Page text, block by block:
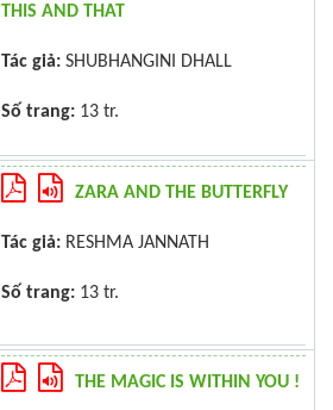
THIS AND THAT
Tác giả: SHUBHANGINI DHALL
Số trang: 13 tr.
ZARA AND THE BUTTERFLY
Tác giả: RESHMA JANNATH
Số trang: 13 tr.
THE MAGIC IS WITHIN YOU !